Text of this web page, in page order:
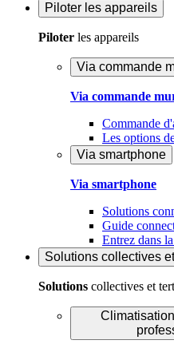
Piloter les appareils
Piloter les appareils
Via commande
Via commande
Commande
Les options
Via smartphone
Via smartphone
Solutions
Guide
Entrez dans
Solutions collectives
Solutions collectives et